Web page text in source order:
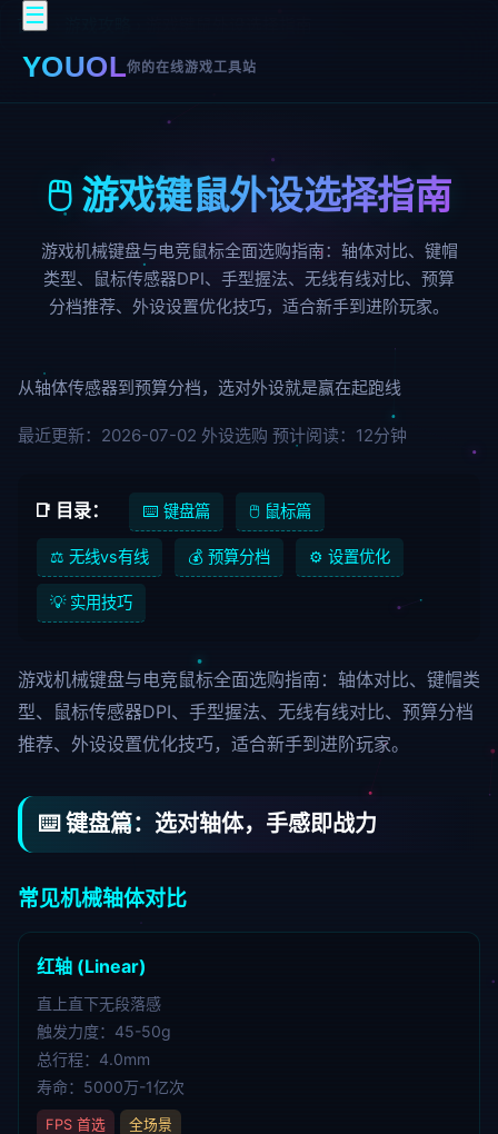
☰
YOUOL你的在线游戏工具站
首页
🖱️ 游戏键鼠外设选择指南
游戏机械键盘与电竞鼠标全面选购指南：轴体对比、键帽
类型、鼠标传感器DPI、手型握法、无线有线对比、预算
分档推荐、外设设置优化技巧，适合新手到进阶玩家。
从轴体传感器到预算分档，选对外设就是赢在起跑线
最近更新：2026-07-02 外设选购 预计阅读：12分钟
📑 目录： ⌨️ 键盘篇 🖱️ 鼠标篇
⚖️ 无线vs有线 💰 预算分档 ⚙️ 设置优化
💡 实用技巧
游戏机械键盘与电竞鼠标全面选购指南：轴体对比、键帽类
型、鼠标传感器DPI、手型握法、无线有线对比、预算分档
推荐、外设设置优化技巧，适合新手到进阶玩家。
⌨️ 键盘篇：选对轴体，手感即战力
常见机械轴体对比
红轴 (Linear)
直上直下无段落感
触发力度：45-50g
总行程：4.0mm
寿命：5000万-1亿次
FPS 首选 全场景